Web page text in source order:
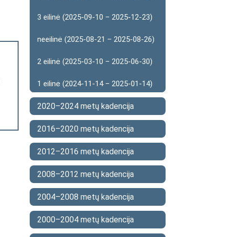
3 eilinė (2025-09-10 – 2025-12-23)
neeilinė (2025-08-21 – 2025-08-26)
2 eilinė (2025-03-10 – 2025-06-30)
1 eilinė (2024-11-14 – 2025-01-14)
2020–2024 metų kadencija
2016–2020 metų kadencija
2012–2016 metų kadencija
2008–2012 metų kadencija
2004–2008 metų kadencija
2000–2004 metų kadencija